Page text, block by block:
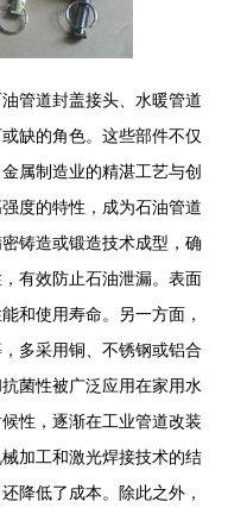
管道封盖接头、水暖管道
缺的角色。这些部件不仅
属制造业的精湛工艺与创
度的特性，成为石油管道
铸造或锻造技术成型，确
有效防止石油泄漏。表面
和使用寿命。另一方面，
多采用铜、不锈钢或铝合
菌性被广泛应用在家用水
性，逐渐在工业管道改装
加工和激光焊接技术的结
降低了成本。除此之外，